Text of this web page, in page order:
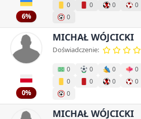
6%
0
0 0 0
0
0%
MICHAŁ WÓJCICKI
Doświadczenie:
0 0 0 0
0
0 0 0
0
MICHAŁ WÓJCICKI